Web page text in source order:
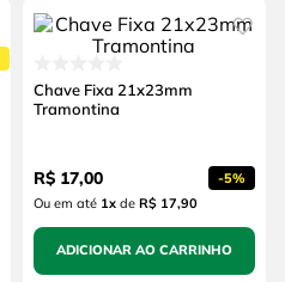
Chave Fixa 21x23mm
Tramontina
R$ 17,00 -5%
Ou em até 1xde R$ 17,90
ADICIONAR AO CARRINHO